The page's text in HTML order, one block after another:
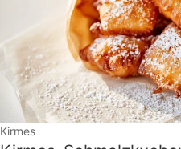
Kirmes